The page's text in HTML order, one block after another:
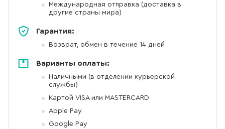
Международная отправка (доставка в
другие страны мира)
Гарантия:
Возврат, обмен в течение 14 дней
Варианты оплаты:
Наличными (в отделении курьерской
службы)
Картой VISA или MASTERCARD
Apple Pay
Google Pay